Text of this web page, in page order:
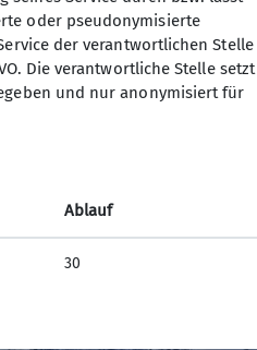
oder pseudonymisierte
der verantwortlichen Stelle
Die verantwortliche Stelle setzt
und nur anonymisiert für
Ablauf
30